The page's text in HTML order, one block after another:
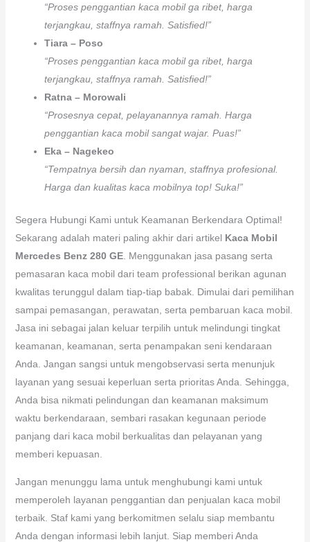
“Proses penggantian kaca mobil ga ribet, harga
terjangkau, staffnya ramah. Satisfied!”
Tiara – Poso
“Proses penggantian kaca mobil ga ribet, harga
terjangkau, staffnya ramah. Satisfied!”
Ratna – Morowali
“Prosesnya cepat, pelayanannya ramah. Harga
penggantian kaca mobil sangat wajar. Puas!”
Eka – Nagekeo
“Tempatnya bersih dan nyaman, staffnya profesional.
Harga dan kualitas kaca mobilnya top! Suka!”
Segera Hubungi Kami untuk Keamanan Berkendara Optimal!
Sekarang adalah materi paling akhir dari artikel Kaca Mobil
Mercedes Benz 280 GE. Menggunakan jasa pasang serta
pemasaran kaca mobil dari team professional berikan agunan
kwalitas terunggul dalam tiap-tiap babak. Dimulai dari pemilihan
sampai pemasangan, perawatan, serta pembaruan kaca mobil.
Jasa ini sebagai jalan keluar terpilih untuk melindungi tingkat
keamanan, keamanan, serta penampakan seni kendaraan
Anda. Jangan sangsi untuk mengobservasi serta menunjuk
layanan yang sesuai keperluan serta prioritas Anda. Sehingga,
Anda bisa nikmati pelindungan dan keamanan maksimum
waktu berkendaraan, sembari rasakan kegunaan periode
panjang dari kaca mobil berkualitas dan pelayanan yang
memberi kepuasan.
Jangan menunggu lama untuk menghubungi kami untuk
memperoleh layanan penggantian dan penjualan kaca mobil
terbaik. Staf kami yang berkomitmen selalu siap membantu
Anda dengan informasi lebih lanjut. Siap memberi Anda